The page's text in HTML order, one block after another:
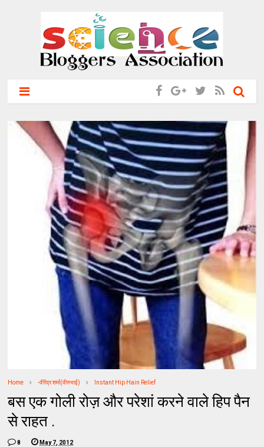
Home -वीरेंद्र शर्मा(वीरुभाई) Instant Hip Hain Relief
बस एक गोली रोज़ और परेशां करने वाले हिप पैन
से राहत .
8 May 7, 2012